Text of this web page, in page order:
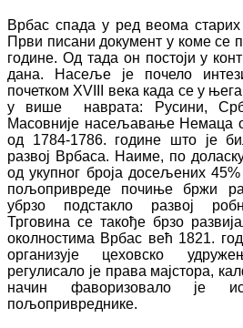
Врбас спада у ред веома
Први писани документ у коме се
године. Од тада он постоји у
дана. Насеље је почело
почетком XVIII века када се у
у више наврата: Русини,
Масовније насељавање Немаца
од 1784-1786. године што је
развој Врбаса. Наиме, по
од укупног броја досељених
пољопривреде почиње бржи
убрзо подстакло развој
Трговина се такође брзо
околностима Врбас већ 1821.
организује цеховско
регулисало је права мајстора,
начин фаворизовало је
пољопривреднике.